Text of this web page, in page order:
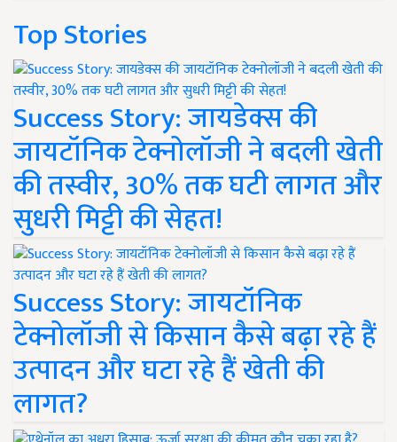
Top Stories
Success Story: जायडेक्स की
जायटॉनिक टेक्नोलॉजी ने बदली खेती
की तस्वीर, 30% तक घटी लागत और
सुधरी मिट्टी की सेहत!
Success Story: जायटॉनिक
टेक्नोलॉजी से किसान कैसे बढ़ा रहे हैं
उत्पादन और घटा रहे हैं खेती की
लागत?